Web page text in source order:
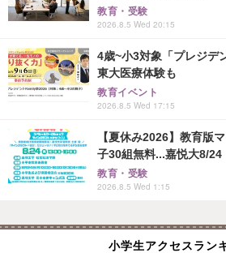
教育・受験
2026.8.5 Wed 20:15
4歳~小3対象「プレジデ
東大医療体験も
教育イベント
2026.8.5 Wed 17:15
【夏休み2026】教育版
子30組無料...嘉悦大8/24
教育・受験
2026.8.5 Wed 1:15
小学生アクセスラン